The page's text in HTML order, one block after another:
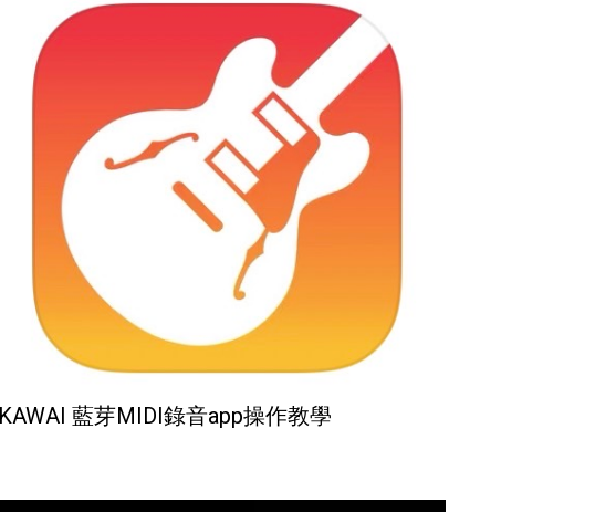
KAWAI 藍芽MIDI錄音app操作教學